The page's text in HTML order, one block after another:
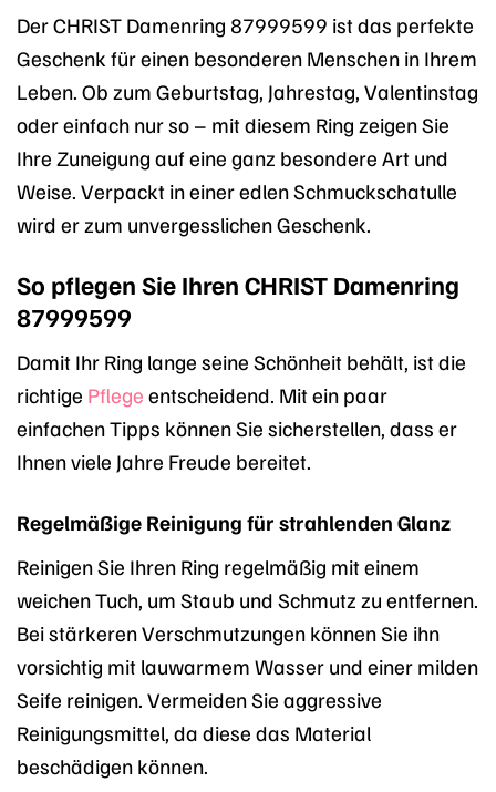
Der CHRIST Damenring 87999599 ist das perfekte
Geschenk für einen besonderen Menschen in Ihrem
Leben. Ob zum Geburtstag, Jahrestag, Valentinstag
oder einfach nur so – mit diesem Ring zeigen Sie
Ihre Zuneigung auf eine ganz besondere Art und
Weise. Verpackt in einer edlen Schmuckschatulle
wird er zum unvergesslichen Geschenk.
So pflegen Sie Ihren CHRIST Damenring
87999599
Damit Ihr Ring lange seine Schönheit behält, ist die
richtige Pflege entscheidend. Mit ein paar
einfachen Tipps können Sie sicherstellen, dass er
Ihnen viele Jahre Freude bereitet.
Regelmäßige Reinigung für strahlenden Glanz
Reinigen Sie Ihren Ring regelmäßig mit einem
weichen Tuch, um Staub und Schmutz zu entfernen.
Bei stärkeren Verschmutzungen können Sie ihn
vorsichtig mit lauwarmem Wasser und einer milden
Seife reinigen. Vermeiden Sie aggressive
Reinigungsmittel, da diese das Material
beschädigen können.